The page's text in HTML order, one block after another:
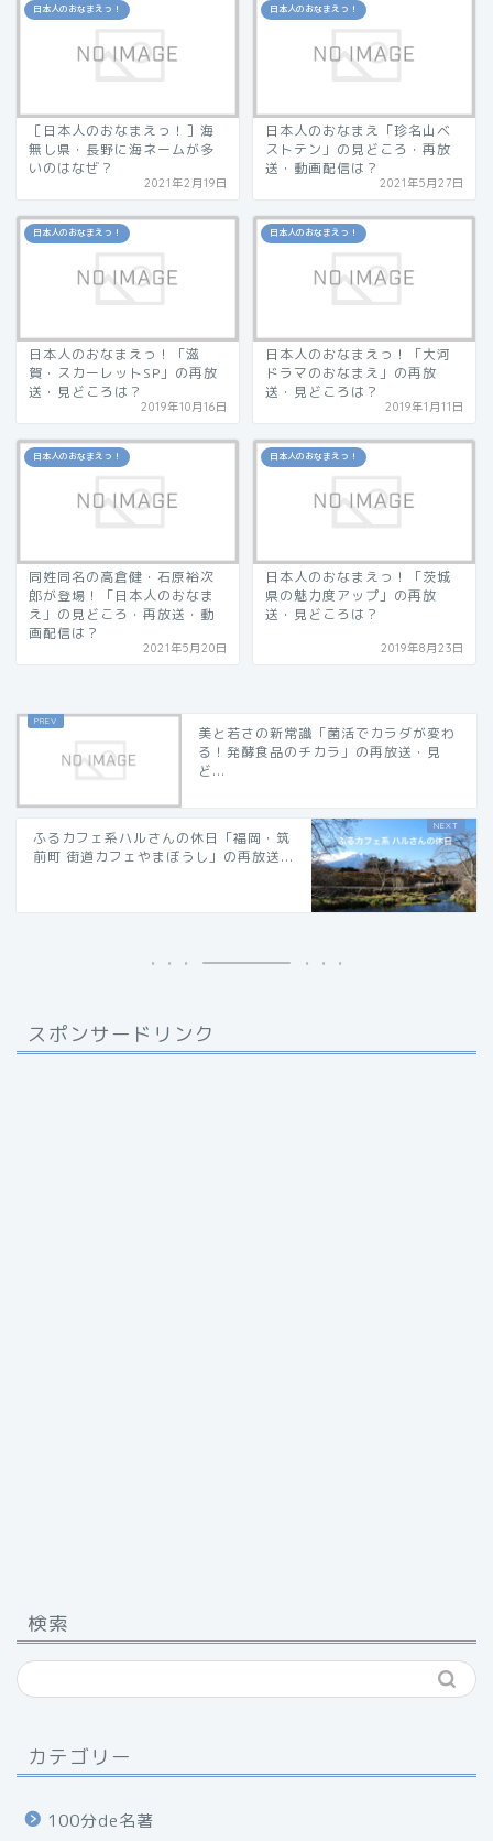
日本人のおなまえっ！
［日本人のおなまえっ！］海
無し県・長野に海ネームが多
いのはなぜ？
2021年2月19日
日本人のおなまえっ！
日本人のおなまえ「珍名山ベ
ストテン」の見どころ・再放
送・動画配信は？
2021年5月27日
日本人のおなまえっ！
日本人のおなまえっ！「滋
賀・スカーレットSP」の再放
送・見どころは？
2019年10月16日
日本人のおなまえっ！
日本人のおなまえっ！「大河
ドラマのおなまえ」の再放
送・見どころは？
2019年1月11日
日本人のおなまえっ！
同姓同名の高倉健・石原裕次
郎が登場！「日本人のおなま
え」の見どころ・再放送・動
画配信は？
2021年5月20日
日本人のおなまえっ！
日本人のおなまえっ！「茨城
県の魅力度アップ」の再放
送・見どころは？
2019年8月23日
美と若さの新常識「菌活でカラダが変わ
る！発酵食品のチカラ」の再放送・見
ど...
ふるカフェ系ハルさんの休日「福岡・筑
前町 街道カフェやまぼうし」の再放送...
スポンサードリンク
検索
カテゴリー
100分de名著